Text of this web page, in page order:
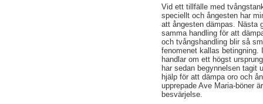
Vid ett tillfälle med
speciellt och ångesten har
att ångesten dämpas. Nästa
samma handling för att
och tvångshandling blir så
fenomenet kallas
handlar om ett högst
har sedan begynnelsen tagit
hjälp för att dämpa oro och
upprepade Ave Maria-böner
besvärjelse.